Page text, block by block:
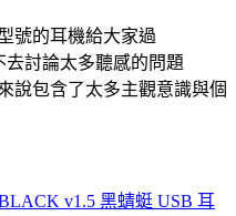
號的耳機給大家過
討論太多聽感的問題
說包含了太多主觀意識與個
v1.5 黑蜻蜓 USB 耳